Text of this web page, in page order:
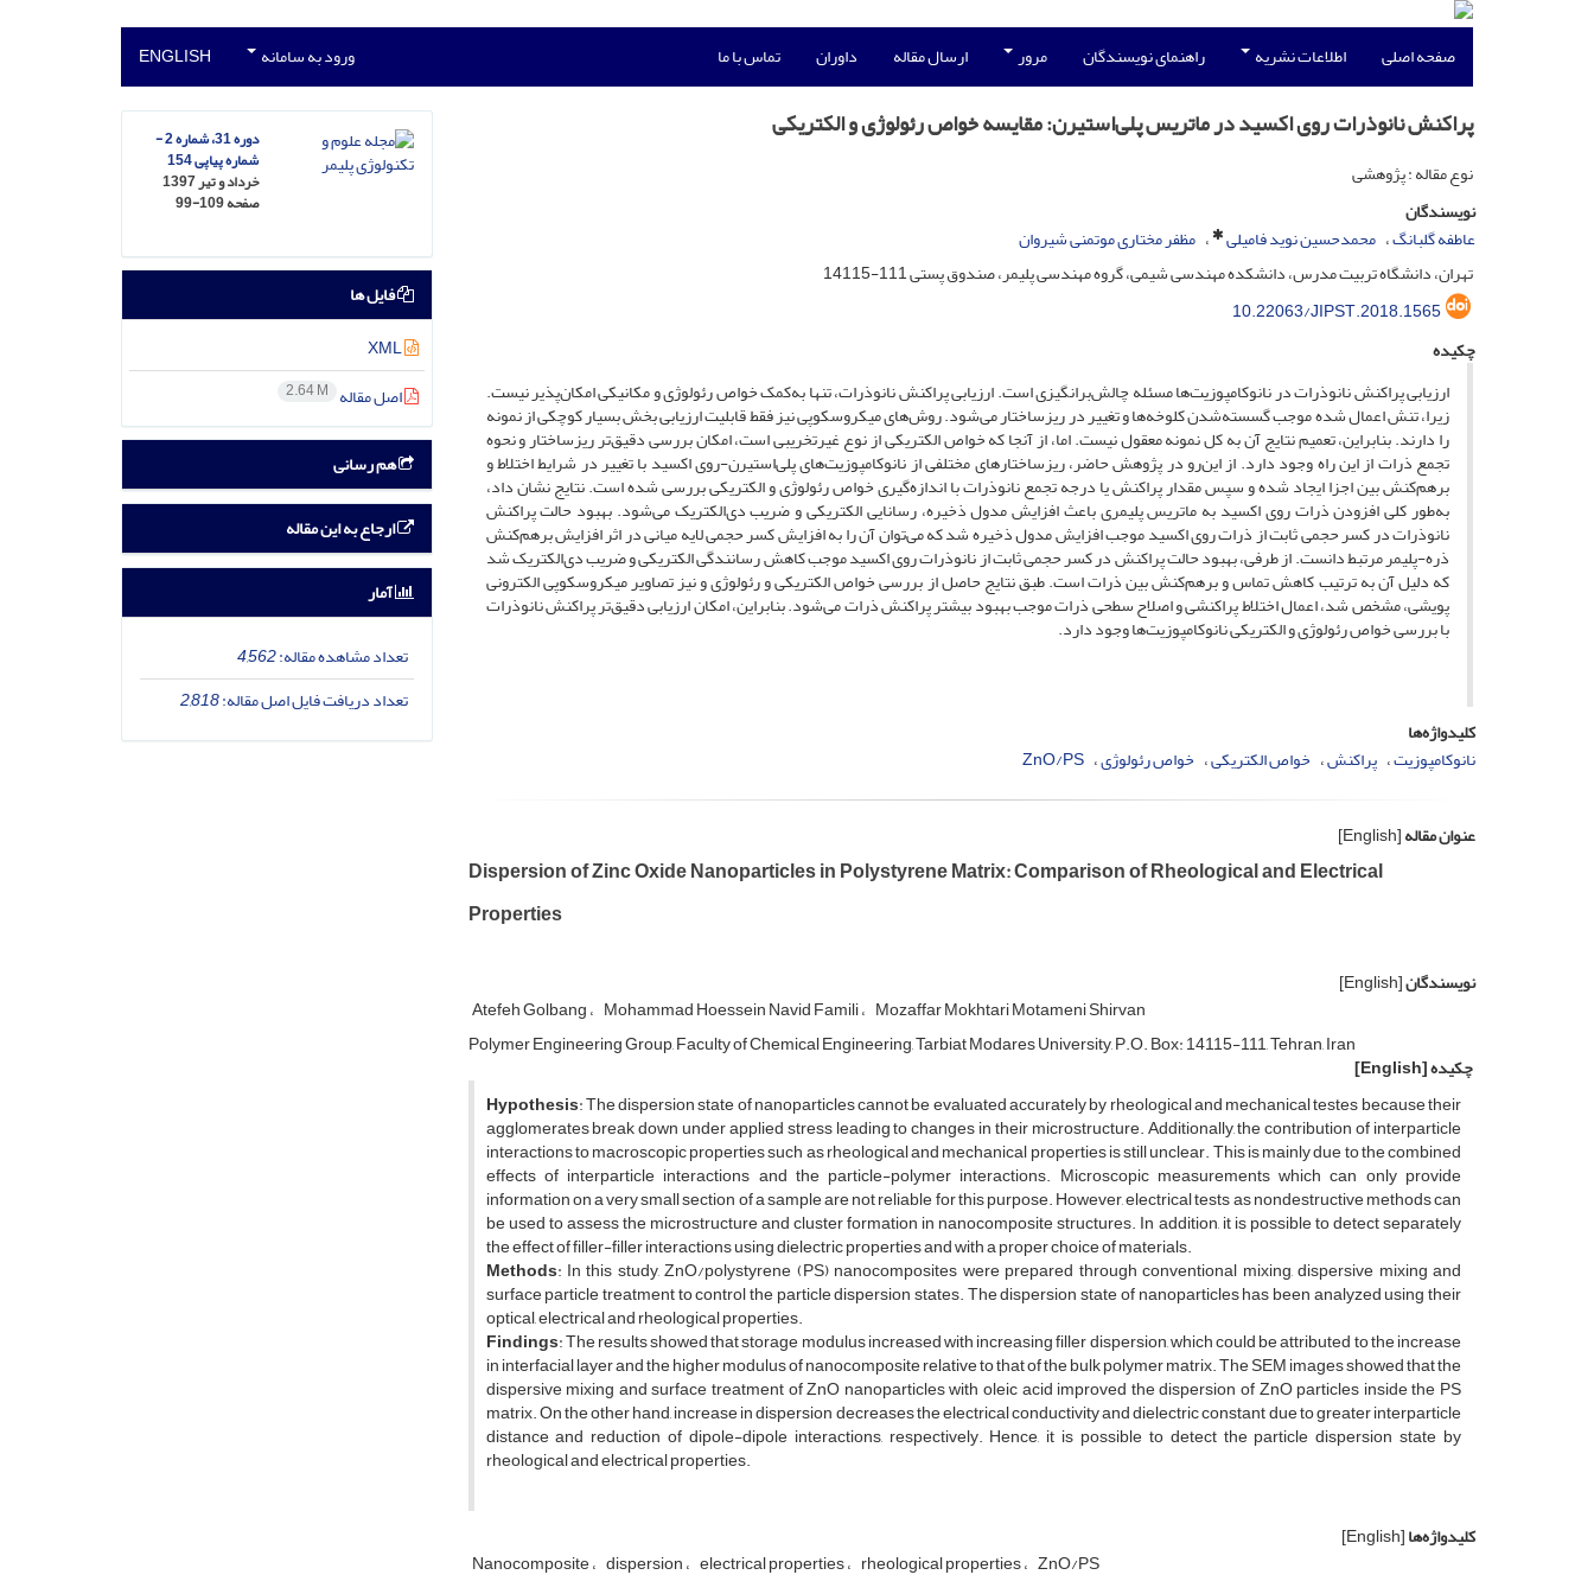
صفحه اصلی اطلاعات نشریه راهنمای نویسندگان مرور ارسال مقاله داوران تماس با ما ورود به سامانه ENGLISH
پراکنش نانوذرات روی اکسید در ماتریس پلی‌استیرن: مقایسه خواص رئولوژی و الکتریکی
نوع مقاله : پژوهشی
نویسندگان
عاطفه گلبانگ محمدحسین نوید فامیلی
مظفر مختاری موتمنی شیروان
تهران، دانشگاه تربیت مدرس، دانشکده مهندسی شیمی، گروه مهندسی پلیمر، صندوق پستی 111-14115
10.22063/JIPST.2018.1565
چکیده
ارزیابی پراکنش نانوذرات در نانوکامپوزیت‌ها مسئله چالش‌برانگیزی است. ارزیابی پراکنش نانوذرات، تنها به‌کمک خواص رئولوژی و مکانیکی امکان‌پذیر نیست.
زیرا، تنش اعمال شده موجب گسسته‌شدن کلوخه‌ها و تغییر در ریزساختار می‌شود. روش‌های میکروسکوپی نیز فقط قابلیت ارزیابی بخش بسیار کوچکی از نمونه
را دارند. بنابراین، تعمیم نتایج آن به کل نمونه معقول نیست. اما، از آنجا که خواص ‌الکتریکی از نوع غیرتخریبی است، امکان بررسی دقیق‌تر ریزساختار و نحوه
تجمع ذرات از این راه وجود دارد. از این‌رو در پژوهش حاضر، ریزساختارهای مختلفی از نانوکامپوزیت‌های پلی‌استیرن-روی اکسید با تغییر در شرایط اختلاط و
برهم‌کنش بین اجزا ایجاد شده و سپس مقدار پراکنش یا درجه تجمع نانوذرات با اندازه‌گیری خواص رئولوژی و ‌الکتریکی بررسی شده است. نتایج نشان داد،
به‌طور کلی افزودن ذرات روی اکسید به ماتریس پلیمری باعث افزایش مدول ذخیره، رسانایی الکتریکی و ضریب دی‌الکتریک می‌شود. بهبود حالت پراکنش
نانوذرات در کسر حجمی ثابت از ذرات روی اکسید موجب افزایش مدول ذخیره شد که می‌توان آن را به افزایش کسر حجمی لایه میانی در اثر افزایش برهم‌کنش
ذره-پلیمر مرتبط دانست. از طرفی، بهبود حالت پراکنش در کسر حجمی ثابت از نانوذرات روی اکسید موجب کاهش رسانندگی الکتریکی و ضریب دی‌الکتریک شد
که دلیل آن به ترتیب کاهش تماس و برهم‌کنش بین ذرات است. طبق نتایج حاصل از بررسی خواص الکتریکی و رئولوژی و نیز تصاویر میکروسکوپی الکترونی
پویشی، مشخص شد، اعمال اختلاط پراکنشی و اصلاح سطحی ذرات موجب بهبود بیشتر پراکنش ذرات می‌شود. بنابراین، امکان ارزیابی دقیق‌تر پراکنش نانوذرات
با بررسی خواص رئولوژی و الکتریکی نانوکامپوزیت‌ها وجود دارد.
کلیدواژه‌ها
نانوکامپوزیت پراکنش خواص الکتریکی خواص رئولوژی ZnO/PS
عنوان مقاله[English]
Dispersion of Zinc Oxide Nanoparticles in Polystyrene Matrix: Comparison of Rheological and Electrical
Properties
نویسندگان[English]
Atefeh Golbang Mohammad Hoessein Navid Famili Mozaffar Mokhtari Motameni Shirvan
Polymer Engineering Group, Faculty of Chemical Engineering, Tarbiat Modares University, P.O. Box: 14115-111, Tehran, Iran
چکیده[English]
Hypothesis: The dispersion state of nanoparticles cannot be evaluated accurately by rheological and mechanical testes because their
agglomerates break down under applied stress leading to changes in their microstructure. Additionally, the contribution of interparticle
interactions to macroscopic properties such as rheological and mechanical properties is still unclear. This is mainly due to the combined
effects of interparticle interactions and the particle-polymer interactions. Microscopic measurements which can only provide
information on a very small section of a sample are not reliable for this purpose. However, electrical tests as nondestructive methods can
be used to assess the microstructure and cluster formation in nanocomposite structures. In addition, it is possible to detect separately
the effect of filler-filler interactions using dielectric properties and with a proper choice of materials.
Methods: In this study, ZnO/polystyrene (PS) nanocomposites were prepared through conventional mixing, dispersive mixing and
surface particle treatment to control the particle dispersion states. The dispersion state of nanoparticles has been analyzed using their
optical, electrical and rheological properties.
Findings: The results showed that storage modulus increased with increasing filler dispersion, which could be attributed to the increase
in interfacial layer and the higher modulus of nanocomposite relative to that of the bulk polymer matrix. The SEM images showed that the
dispersive mixing and surface treatment of ZnO nanoparticles with oleic acid improved the dispersion of ZnO particles inside the PS
matrix. On the other hand, increase in dispersion decreases the electrical conductivity and dielectric constant due to greater interparticle
distance and reduction of dipole-dipole interactions, respectively. Hence, it is possible to detect the particle dispersion state by
rheological and electrical properties.
کلیدواژه‌ها[English]
Nanocomposite dispersion electrical properties rheological properties ZnO/PS
دوره 31، شماره 2 -
شماره پیاپی 154
خرداد و تیر 1397
صفحه99-109
فایل ها
XML
اصل مقاله 2.64 M
هم رسانی
ارجاع به این مقاله
آمار
تعداد مشاهده مقاله:4,562
تعداد دریافت فایل اصل مقاله:2,818